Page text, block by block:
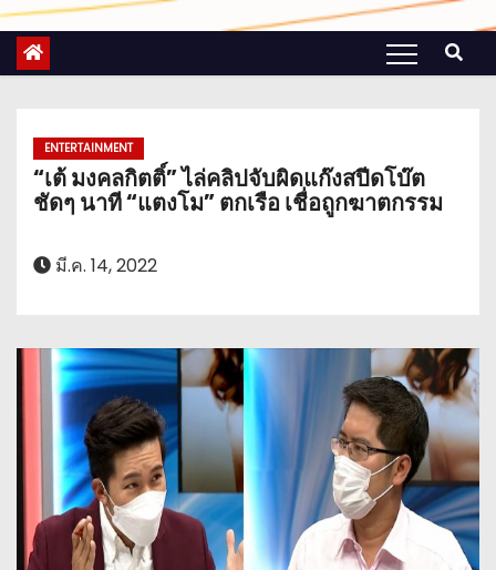
ENTERTAINMENT
“เต้ มงคลกิตติ์” ไล่คลิปจับผิดแก๊งสปีดโบ๊ต
ชัดๆ นาที “แตงโม” ตกเรือ เชื่อถูกฆาตกรรม
มี.ค. 14, 2022